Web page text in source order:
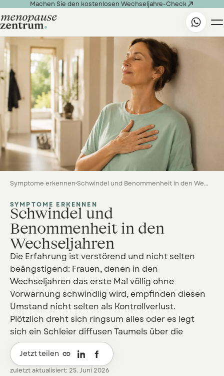
Machen Sie den kostenlosen Wechseljahre-Check
Symptome erkennen Schwindel und Benommenheit in den Wechseljahren
SYMPTOME ERKENNEN
Schwindel und
Benommenheit in den
Wechseljahren
Die Erfahrung ist verstörend und nicht selten
beängstigend: Frauen, denen in den
Wechseljahren das erste Mal völlig ohne
Vorwarnung schwindlig wird, empfinden diesen
Umstand nicht selten als Kontrollverlust.
Plötzlich dreht sich ringsum alles oder es legt
sich ein Schleier diffusen Taumels über die
Jetzt teilen 
zuletzt aktualisiert: 25. Juni 2026